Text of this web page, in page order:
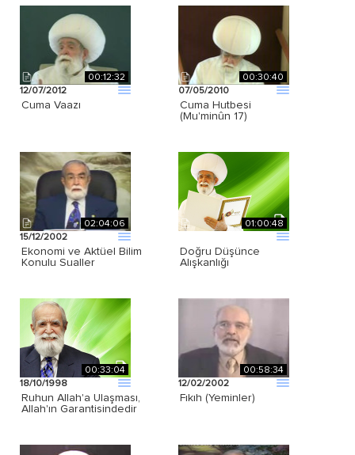
00:12:32
12/07/2012
Cuma Vaazı
00:30:40
07/05/2010
Cuma Hutbesi
(Mu'minûn 17)
02:04:06
15/12/2002
Ekonomi ve Aktüel Bilim
Konulu Sualler
01:00:48
Doğru Düşünce
Alışkanlığı
00:33:04
18/10/1998
Ruhun Allah'a Ulaşması,
Allah'ın Garantisindedir
00:58:34
12/02/2002
Fıkıh (Yeminler)